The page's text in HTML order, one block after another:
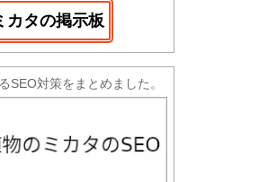
カタの掲示板
SEO対策をまとめました。